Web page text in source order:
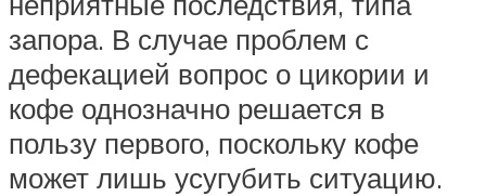
запора. В случае проблем с
дефекацией вопрос о цикории и
кофе однозначно решается в
пользу первого, поскольку кофе
может лишь усугубить ситуацию.